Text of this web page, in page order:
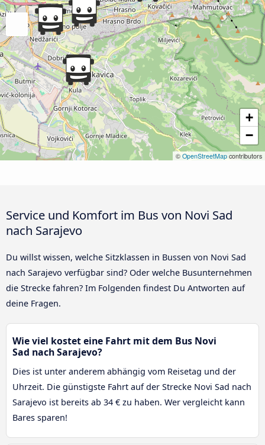
+
−
© OpenStreetMap contributors
Service und Komfort im Bus von Novi Sad
nach Sarajevo
Du willst wissen, welche Sitzklassen in Bussen von Novi Sad
nach Sarajevo verfügbar sind? Oder welche Busunternehmen
die Strecke fahren? Im Folgenden findest Du Antworten auf
deine Fragen.
Wie viel kostet eine Fahrt mit dem Bus Novi
Sad nach Sarajevo?
Dies ist unter anderem abhängig vom Reisetag und der
Uhrzeit. Die günstigste Fahrt auf der Strecke Novi Sad nach
Sarajevo ist bereits ab 34 € zu haben. Wer vergleicht kann
Bares sparen!